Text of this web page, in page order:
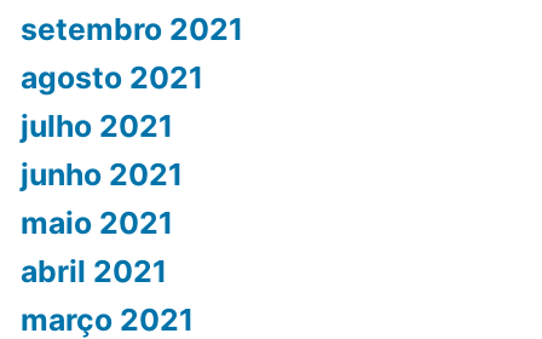
setembro 2021
agosto 2021
julho 2021
junho 2021
maio 2021
abril 2021
março 2021